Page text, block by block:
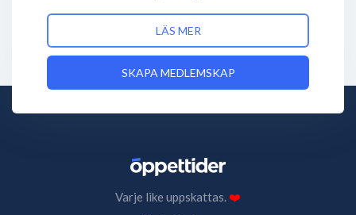
LÄS MER
SKAPA MEDLEMSKAP
Varje like uppskattas.❤️